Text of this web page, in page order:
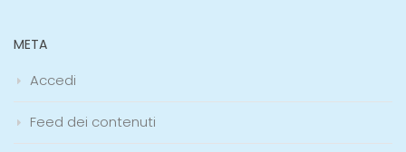
META
Accedi
Feed dei contenuti